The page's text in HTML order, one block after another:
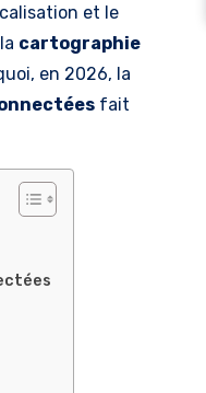
et le
cartographie
en 2026, la
fait